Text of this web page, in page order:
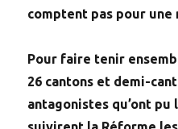
comptent pas pour une
Pour faire tenir
26 cantons et demi-
antagonistes qu’ont pu